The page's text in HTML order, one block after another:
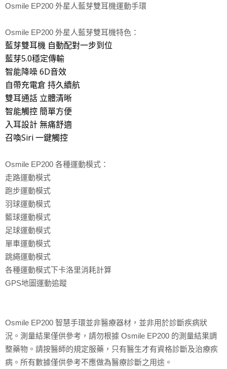
Osmile EP200 外星人藍芽雙耳機運動手環
Osmile EP200 外星人藍芽雙耳機特色：
藍芽雙耳機 自動配對一步到位
藍芽5.0穩定傳輸
智能降噪 6D音效
自帶充電倉 持久續航
雙耳通話 立體清晰
智能觸控 簡單方便
入耳設計 無痛舒適
召喚Siri 一鍵觸控
Osmile EP200 各種運動模式：
走路運動模式
跑步運動模式
羽球運動模式
籃球運動模式
足球運動模式
單車運動模式
跳繩運動模式
各種運動模式下卡洛里消耗計算
GPS地圖運動追蹤
Osmile EP200 智慧手環並非醫療器材，並非用於診斷疾病狀
況。測量結果僅供參考，請勿根據 Osmile EP200 的測量結果調
整藥物。請按醫師的規定服藥，只有醫生才有資格診斷及治療疾
病。所有數據僅供參考不應做為醫療診斷之用途。